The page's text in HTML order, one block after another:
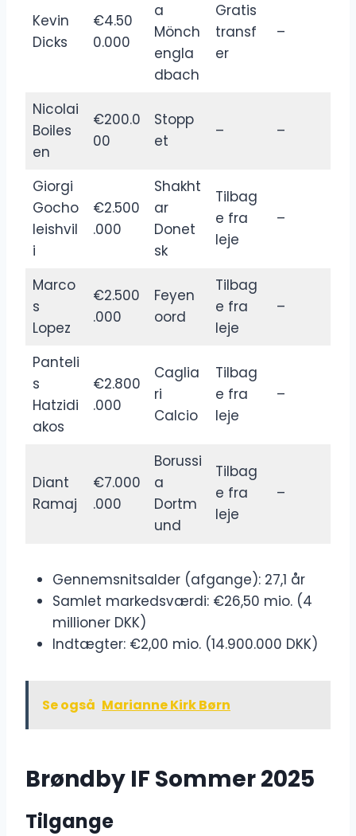
Kevin
Dicks
€4.50
0.000
a
Mönch
engla
dbach
Gratis
transf
er
–
Nicolai
Boiles
en
€200.0
00
Stopp
et
– –
Giorgi
Gocho
leishvil
i
€2.500
.000
Shakht
ar
Donet
sk
Tilbag
e fra
leje
–
Marco
s
Lopez
€2.500
.000
Feyen
oord
Tilbag
e fra
leje
–
Panteli
s
Hatzidi
akos
€2.800
.000
Caglia
ri
Calcio
Tilbag
e fra
leje
–
Diant
Ramaj
€7.000
.000
Borussi
a
Dortm
und
Tilbag
e fra
leje
–
Gennemsnitsalder (afgange): 27,1 år
Samlet markedsværdi: €26,50 mio. (4
millioner DKK)
Indtægter: €2,00 mio. (14.900.000 DKK)
Se også Marianne Kirk Børn
Brøndby IF Sommer 2025
Tilgange